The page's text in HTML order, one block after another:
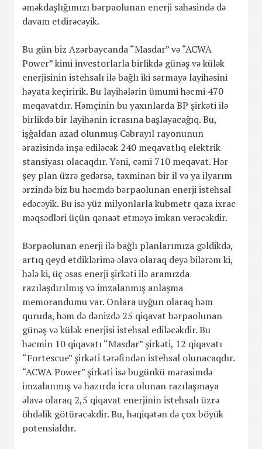
əməkdaşlığımızı bərpaolunan enerji sahəsində də
davam etdirəcəyik.
Bu gün biz Azərbaycanda “Masdar” və “ACWA
Power” kimi investorlarla birlikdə günəş və külək
enerjisinin istehsalı ilə bağlı iki sərmayə layihəsini
həyata keçiririk. Bu layihələrin ümumi həcmi 470
meqavatdır. Həmçinin bu yaxınlarda BP şirkəti ilə
birlikdə bir layihənin icrasına başlayacağıq. Bu,
işğaldan azad olunmuş Cəbrayıl rayonunun
ərazisində inşa ediləcək 240 meqavatlıq elektrik
stansiyası olacaqdır. Yəni, cəmi 710 meqavat. Hər
şey plan üzrə gedərsə, təxminən bir il və ya ilyarım
ərzində biz bu həcmdə bərpaolunan enerji istehsal
edəcəyik. Bu isə yüz milyonlarla kubmetr qaza ixrac
məqsədləri üçün qənaət etməyə imkan verəcəkdir.
Bərpaolunan enerji ilə bağlı planlarımıza gəldikdə,
artıq qeyd etdiklərimə əlavə olaraq deyə bilərəm ki,
hələ ki, üç əsas enerji şirkəti ilə aramızda
razılaşdırılmış və imzalanmış anlaşma
memorandumu var. Onlara uyğun olaraq həm
quruda, həm də dənizdə 25 qiqavat bərpaolunan
günəş və külək enerjisi istehsal ediləcəkdir. Bu
həcmin 10 qiqavatı “Masdar” şirkəti, 12 qiqavatı
“Fortescue” şirkəti tərəfindən istehsal olunacaqdır.
“ACWA Power” şirkəti isə bugünkü mərasimdə
imzalanmış və hazırda icra olunan razılaşmaya
əlavə olaraq 2,5 qiqavat enerjinin istehsalı üzrə
öhdəlik götürəcəkdir. Bu, həqiqətən də çox böyük
potensialdır.